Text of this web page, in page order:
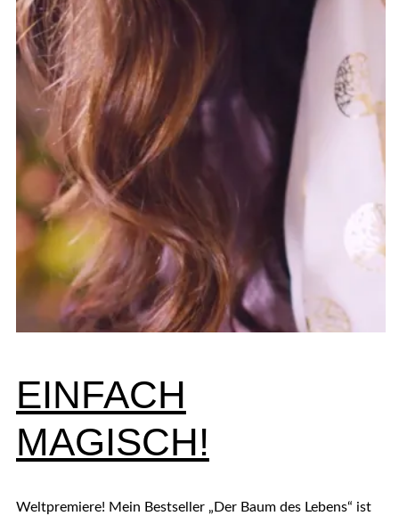
EINFACH
MAGISCH!
Weltpremiere! Mein Bestseller „Der Baum des Lebens“ ist